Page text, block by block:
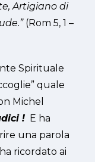
Artigiano di
”(Rom 5, 1 –
Spirituale
quale
Michel
!E ha
una parola
ricordato ai